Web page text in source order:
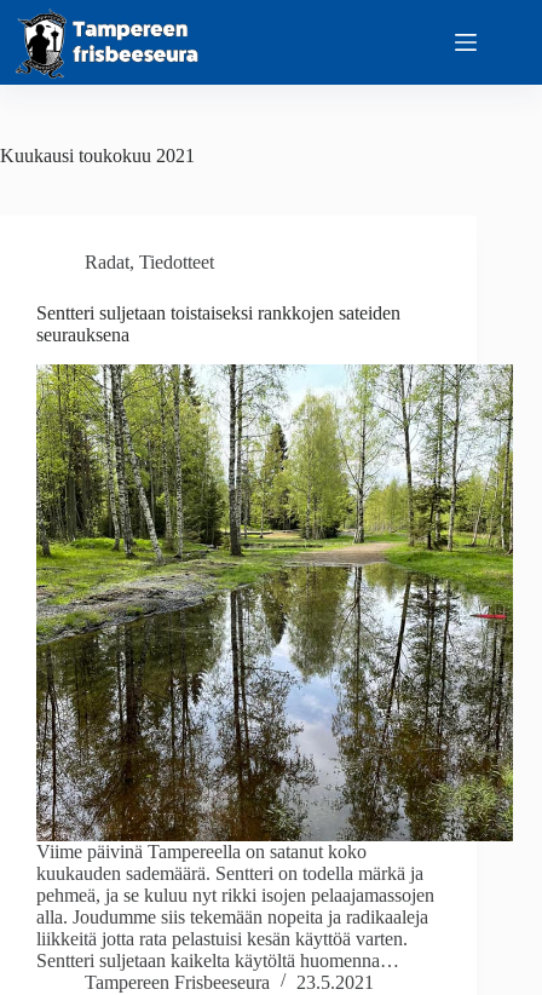
content
Kuukausi toukokuu 2021
Radat, Tiedotteet
Sentteri suljetaan toistaiseksi rankkojen sateiden
seurauksena
Viime päivinä Tampereella on satanut koko
kuukauden sademäärä. Sentteri on todella märkä ja
pehmeä, ja se kuluu nyt rikki isojen pelaajamassojen
alla. Joudumme siis tekemään nopeita ja radikaaleja
liikkeitä jotta rata pelastuisi kesän käyttöä varten.
Sentteri suljetaan kaikelta käytöltä huomenna…
Tampereen Frisbeeseura
23.5.2021